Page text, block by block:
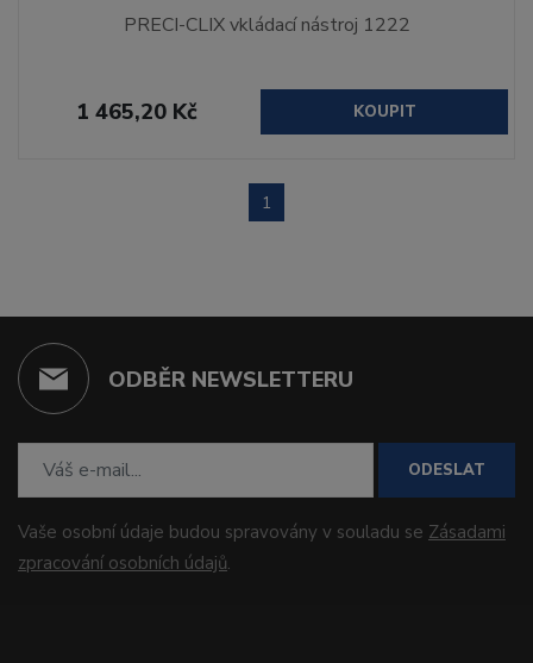
PRECI-CLIX vkládací nástroj 1222
1 465,20 Kč KOUPIT
1
ODBĚR NEWSLETTERU
ODESLAT
Vaše osobní údaje budou spravovány v souladu se Zásadami
zpracování osobních údajů.